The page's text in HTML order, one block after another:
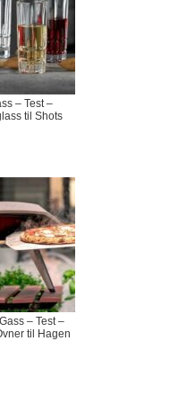
– Test –
til Shots
– Test –
til Hagen